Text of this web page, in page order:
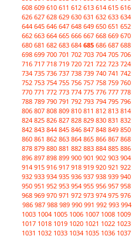
608 609 610 611 612 613 614 615 616
626 627 628 629 630 631 632 633 634
644 645 646 647 648 649 650 651 652
662 663 664 665 666 667 668 669 670
680 681 682 683 684 685 686 687 688
698 699 700 701 702 703 704 705 706
716 717 718 719 720 721 722 723 724
734 735 736 737 738 739 740 741 742
752 753 754 755 756 757 758 759 760
770 771 772 773 774 775 776 777 778
788 789 790 791 792 793 794 795 796
806 807 808 809 810 811 812 813 814
824 825 826 827 828 829 830 831 832
842 843 844 845 846 847 848 849 850
860 861 862 863 864 865 866 867 868
878 879 880 881 882 883 884 885 886
896 897 898 899 900 901 902 903 904
914 915 916 917 918 919 920 921 922
932 933 934 935 936 937 938 939 940
950 951 952 953 954 955 956 957 958
968 969 970 971 972 973 974 975 976
986 987 988 989 990 991 992 993 994
1003 1004 1005 1006 1007 1008 1009
1017 1018 1019 1020 1021 1022 1023
1031 1032 1033 1034 1035 1036 1037